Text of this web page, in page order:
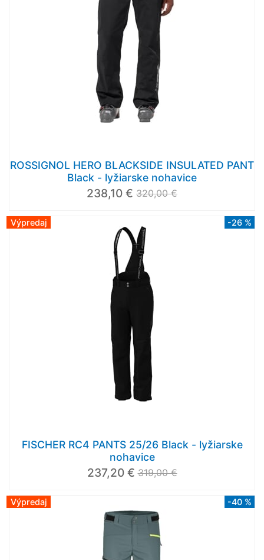
ROSSIGNOL HERO BLACKSIDE INSULATED PANT
Black - lyžiarske nohavice
238,10 € 320,00 €
Výpredaj -26 %
FISCHER RC4 PANTS 25/26 Black - lyžiarske
nohavice
237,20 € 319,00 €
Výpredaj -40 %